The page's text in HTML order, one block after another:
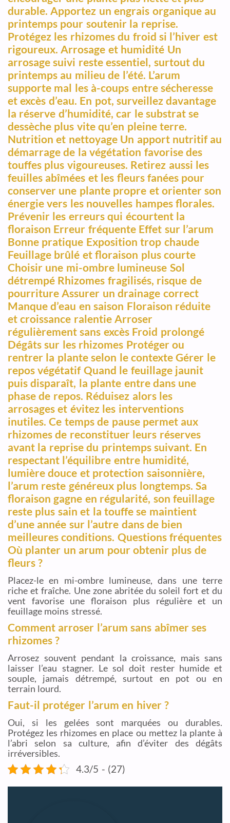
durable. Apportez un engrais organique au
printemps pour soutenir la reprise.
Protégez les rhizomes du froid si l’hiver est
rigoureux. Arrosage et humidité Un
arrosage suivi reste essentiel, surtout du
printemps au milieu de l’été. L’arum
supporte mal les à-coups entre sécheresse
et excès d’eau. En pot, surveillez davantage
la réserve d’humidité, car le substrat se
dessèche plus vite qu’en pleine terre.
Nutrition et nettoyage Un apport nutritif au
démarrage de la végétation favorise des
touffes plus vigoureuses. Retirez aussi les
feuilles abîmées et les fleurs fanées pour
conserver une plante propre et orienter son
énergie vers les nouvelles hampes florales.
Prévenir les erreurs qui écourtent la
floraison Erreur fréquente Effet sur l’arum
Bonne pratique Exposition trop chaude
Feuillage brûlé et floraison plus courte
Choisir une mi-ombre lumineuse Sol
détrempé Rhizomes fragilisés, risque de
pourriture Assurer un drainage correct
Manque d’eau en saison Floraison réduite
et croissance ralentie Arroser
régulièrement sans excès Froid prolongé
Dégâts sur les rhizomes Protéger ou
rentrer la plante selon le contexte Gérer le
repos végétatif Quand le feuillage jaunit
puis disparaît, la plante entre dans une
phase de repos. Réduisez alors les
arrosages et évitez les interventions
inutiles. Ce temps de pause permet aux
rhizomes de reconstituer leurs réserves
avant la reprise du printemps suivant. En
respectant l’équilibre entre humidité,
lumière douce et protection saisonnière,
l’arum reste généreux plus longtemps. Sa
floraison gagne en régularité, son feuillage
reste plus sain et la touffe se maintient
d’une année sur l’autre dans de bien
meilleures conditions. Questions fréquentes
Où planter un arum pour obtenir plus de
fleurs ?
Placez-le en mi-ombre lumineuse, dans une terre
riche et fraîche. Une zone abritée du soleil fort et du
vent favorise une floraison plus régulière et un
feuillage moins stressé.
Comment arroser l’arum sans abîmer ses
rhizomes ?
Arrosez souvent pendant la croissance, mais sans
laisser l’eau stagner. Le sol doit rester humide et
souple, jamais détrempé, surtout en pot ou en
terrain lourd.
Faut-il protéger l’arum en hiver ?
Oui, si les gelées sont marquées ou durables.
Protégez les rhizomes en place ou mettez la plante à
l’abri selon sa culture, afin d’éviter des dégâts
irréversibles.
4.3/5 - (27)